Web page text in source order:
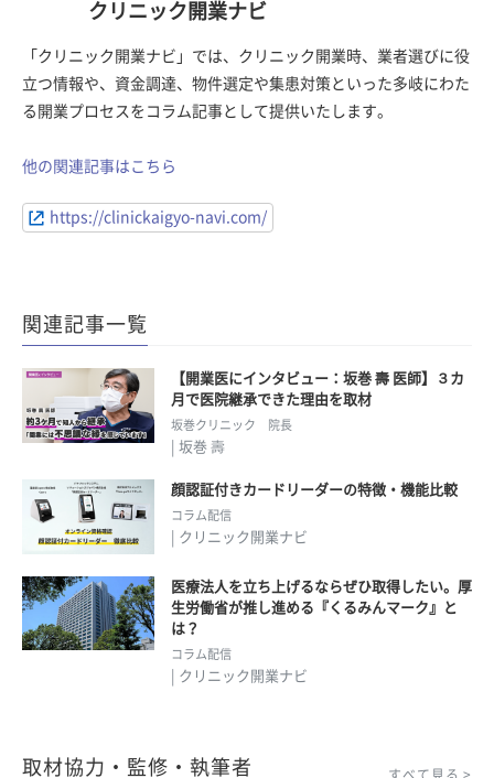
クリニック開業ナビ
「クリニック開業ナビ」では、クリニック開業時、業者選びに役
立つ情報や、資金調達、物件選定や集患対策といった多岐にわた
る開業プロセスをコラム記事として提供いたします。
他の関連記事はこちら
https://clinickaigyo-navi.com/
関連記事一覧
【開業医にインタビュー：坂巻 壽 医師】３カ
月で医院継承できた理由を取材
坂巻クリニック 院長
| 坂巻 壽
顔認証付きカードリーダーの特徴・機能比較
コラム配信
| クリニック開業ナビ
医療法人を立ち上げるならぜひ取得したい。厚
生労働省が推し進める『くるみんマーク』と
は？
コラム配信
| クリニック開業ナビ
取材協力・監修・執筆者 すべて見る